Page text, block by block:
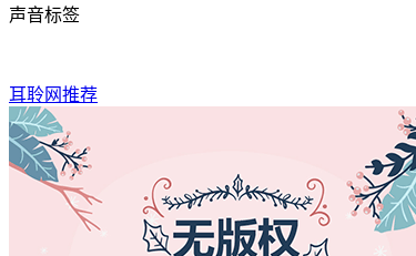
声音标签
耳聆网推荐